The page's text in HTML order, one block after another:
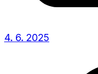
4. 6. 2025